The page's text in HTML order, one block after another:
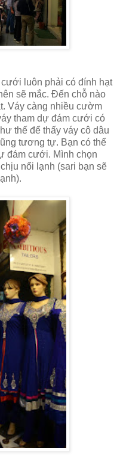
luôn phải có đính hạt
sẽ mắc. Đến chỗ nào
Váy càng nhiều cườm
tham dự đám cưới có
thế để thấy váy cô dâu
tương tự. Bạn có thể
đám cưới. Mình chọn
nổi lạnh (sari bạn sẽ